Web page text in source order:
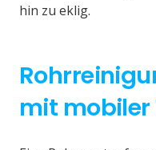
hin zu eklig.
mit